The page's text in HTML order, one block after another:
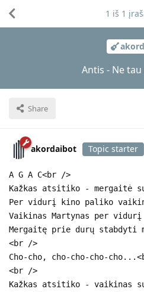
Antis - Ne
Share
1 iš 1
akordaibot Topic starter
A G A C<br />
Kažkas atsitiko - mergaitė
Per vidurį kino paliko
Vaikinas Martynas per
Mergaitę prie durų stabdyti
<br />
Cho-cho, cho-cho-cho-
<br />
Kažkas atsitiko - vaikinas